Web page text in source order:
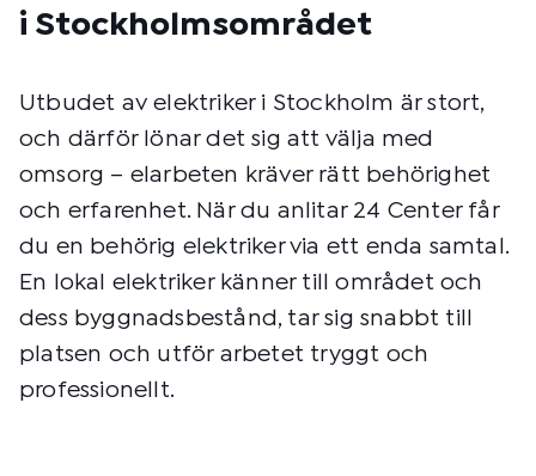
i Stockholmsområdet
Utbudet av elektriker i Stockholm är stort,
och därför lönar det sig att välja med
omsorg – elarbeten kräver rätt behörighet
och erfarenhet. När du anlitar 24 Center får
du en behörig elektriker via ett enda samtal.
En lokal elektriker känner till området och
dess byggnadsbestånd, tar sig snabbt till
platsen och utför arbetet tryggt och
professionellt.